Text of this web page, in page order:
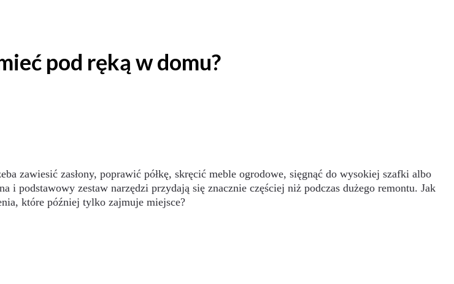
pod ręką w domu?
zawiesić zasłony, poprawić półkę, skręcić meble ogrodowe, sięgnąć do wysokiej szafki albo
podstawowy zestaw narzędzi przydają się znacznie częściej niż podczas dużego remontu. Jak
które później tylko zajmuje miejsce?